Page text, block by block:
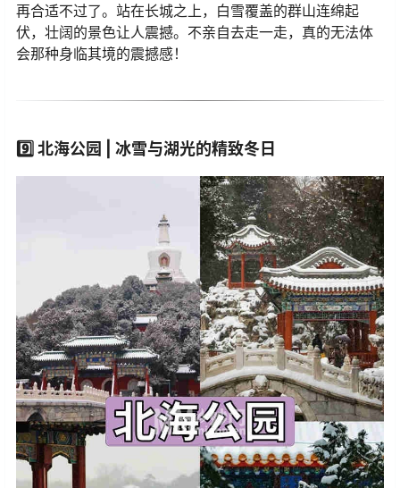
再合适不过了。站在长城之上，白雪覆盖的群山连绵起
伏，壮阔的景色让人震撼。不亲自去走一走，真的无法体
会那种身临其境的震撼感！
9️⃣ 北海公园 | 冰雪与湖光的精致冬日